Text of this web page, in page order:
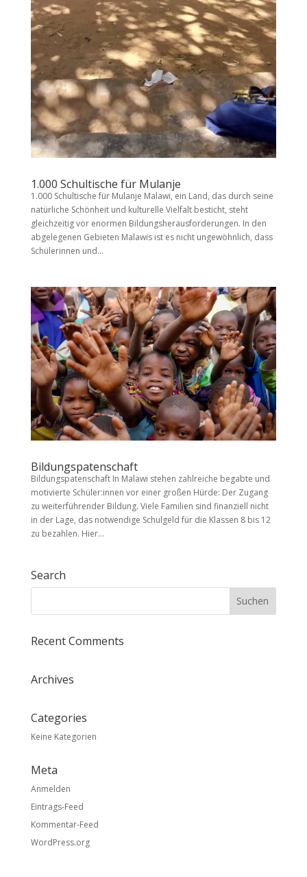
1.000 Schultische für Mulanje
1.000 Schultische für Mulanje Malawi, ein Land, das durch seine
natürliche Schönheit und kulturelle Vielfalt besticht, steht
gleichzeitig vor enormen Bildungsherausforderungen. In den
abgelegenen Gebieten Malawis ist es nicht ungewöhnlich, dass
Schülerinnen und...
Bildungspatenschaft
Bildungspatenschaft In Malawi stehen zahlreiche begabte und
motivierte Schüler:innen vor einer großen Hürde: Der Zugang
zu weiterführender Bildung. Viele Familien sind finanziell nicht
in der Lage, das notwendige Schulgeld für die Klassen 8 bis 12
zu bezahlen. Hier...
Search
Recent Comments
Archives
Categories
Keine Kategorien
Meta
Anmelden
Eintrags-Feed
Kommentar-Feed
WordPress.org